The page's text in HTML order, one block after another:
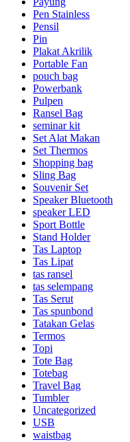
Pen Stainless
Pensil
Pin
Plakat Akrilik
Portable Fan
pouch bag
Powerbank
Pulpen
Ransel Bag
seminar kit
Set Alat Makan
Set Thermos
Shopping bag
Sling Bag
Souvenir Set
Speaker Bluetooth
speaker LED
Sport Bottle
Stand Holder
Tas Laptop
Tas Lipat
tas ransel
tas selempang
Tas Serut
Tas spunbond
Tatakan Gelas
Termos
Topi
Tote Bag
Totebag
Travel Bag
Tumbler
Uncategorized
USB
waistbag